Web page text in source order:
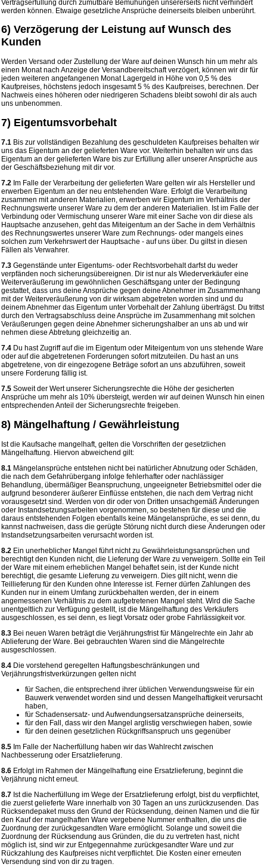
Vertragserfüllung durch zumutbare Bemühungen unsererseits nicht verhindert
werden können. Etwaige gesetzliche Ansprüche deinerseits bleiben unberührt.
6) Verzögerung der Leistung auf Wunsch des
Kunden
Werden Versand oder Zustellung der Ware auf deinen Wunsch hin um mehr als
einen Monat nach Anzeige der Versandbereitschaft verzögert, können wir dir für
jeden weiteren angefangenen Monat Lagergeld in Höhe von 0,5 % des
Kaufpreises, höchstens jedoch insgesamt 5 % des Kaufpreises, berechnen. Der
Nachweis eines höheren oder niedrigeren Schadens bleibt sowohl dir als auch
uns unbenommen.
7) Eigentumsvorbehalt
7.1 Bis zur vollständigen Bezahlung des geschuldeten Kaufpreises behalten wir
uns das Eigentum an der gelieferten Ware vor. Weiterhin behalten wir uns das
Eigentum an der gelieferten Ware bis zur Erfüllung aller unserer Ansprüche aus
der Geschäftsbeziehung mit dir vor.
7.2 Im Falle der Verarbeitung der gelieferten Ware gelten wir als Hersteller und
erwerben Eigentum an der neu entstehenden Ware. Erfolgt die Verarbeitung
zusammen mit anderen Materialien, erwerben wir Eigentum im Verhältnis der
Rechnungswerte unserer Ware zu dem der anderen Materialien. Ist im Falle der
Verbindung oder Vermischung unserer Ware mit einer Sache von dir diese als
Hauptsache anzusehen, geht das Miteigentum an der Sache in dem Verhältnis
des Rechnungswertes unserer Ware zum Rechnungs- oder mangels eines
solchen zum Verkehrswert der Hauptsache - auf uns über. Du giltst in diesen
Fällen als Verwahrer.
7.3 Gegenstände unter Eigentums- oder Rechtsvorbehalt darfst du weder
verpfänden noch sicherungsübereignen. Dir ist nur als Wiederverkäufer eine
Weiterveräußerung im gewöhnlichen Geschäftsgang unter der Bedingung
gestattet, dass uns deine Ansprüche gegen deine Abnehmer im Zusammenhang
mit der Weiterveräußerung von dir wirksam abgetreten worden sind und du
deinem Abnehmer das Eigentum unter Vorbehalt der Zahlung überträgst. Du trittst
durch den Vertragsabschluss deine Ansprüche im Zusammenhang mit solchen
Veräußerungen gegen deine Abnehmer sicherungshalber an uns ab und wir
nehmen diese Abtretung gleichzeitig an.
7.4 Du hast Zugriff auf die im Eigentum oder Miteigentum von uns stehende Ware
oder auf die abgetretenen Forderungen sofort mitzuteilen. Du hast an uns
abgetretene, von dir eingezogene Beträge sofort an uns abzuführen, soweit
unsere Forderung fällig ist.
7.5 Soweit der Wert unserer Sicherungsrechte die Höhe der gesicherten
Ansprüche um mehr als 10% übersteigt, werden wir auf deinen Wunsch hin einen
entsprechenden Anteil der Sicherungsrechte freigeben.
8) Mängelhaftung / Gewährleistung
Ist die Kaufsache mangelhaft, gelten die Vorschriften der gesetzlichen
Mängelhaftung. Hiervon abweichend gilt:
8.1 Mängelansprüche entstehen nicht bei natürlicher Abnutzung oder Schäden,
die nach dem Gefahrübergang infolge fehlerhafter oder nachlässiger
Behandlung, übermäßiger Beanspruchung, ungeeigneter Betriebsmittel oder die
aufgrund besonderer äußerer Einflüsse entstehen, die nach dem Vertrag nicht
vorausgesetzt sind. Werden von dir oder von Dritten unsachgemäß Änderungen
oder Instandsetzungsarbeiten vorgenommen, so bestehen für diese und die
daraus entstehenden Folgen ebenfalls keine Mängelansprüche, es sei denn, du
kannst nachweisen, dass die gerügte Störung nicht durch diese Änderungen oder
Instandsetzungsarbeiten verursacht worden ist.
8.2 Ein unerheblicher Mangel führt nicht zu Gewährleistungsansprüchen und
berechtigt den Kunden nicht, die Lieferung der Ware zu verweigern. Sollte ein Teil
der Ware mit einem erheblichen Mangel behaftet sein, ist der Kunde nicht
berechtigt, die gesamte Lieferung zu verweigern. Dies gilt nicht, wenn die
Teillieferung für den Kunden ohne Interesse ist. Ferner dürfen Zahlungen des
Kunden nur in einem Umfang zurückbehalten werden, der in einem
angemessenen Verhältnis zu dem aufgetretenen Mangel steht. Wird die Sache
unentgeltlich zur Verfügung gestellt, ist die Mängelhaftung des Verkäufers
ausgeschlossen, es sei denn, es liegt Vorsatz oder grobe Fahrlässigkeit vor.
8.3 Bei neuen Waren beträgt die Verjährungsfrist für Mängelrechte ein Jahr ab
Ablieferung der Ware. Bei gebrauchten Waren sind die Mängelrechte
ausgeschlossen.
8.4 Die vorstehend geregelten Haftungsbeschränkungen und
Verjährungsfristverkürzungen gelten nicht
für Sachen, die entsprechend ihrer üblichen Verwendungsweise für ein
Bauwerk verwendet worden sind und dessen Mangelhaftigkeit verursacht
haben,
für Schadensersatz- und Aufwendungsersatzansprüche deinerseits,
für den Fall, dass wir den Mangel arglistig verschwiegen haben, sowie
für den deinen gesetzlichen Rückgriffsanspruch uns gegenüber
8.5 Im Falle der Nacherfüllung haben wir das Wahlrecht zwischen
Nachbesserung oder Ersatzlieferung.
8.6 Erfolgt im Rahmen der Mängelhaftung eine Ersatzlieferung, beginnt die
Verjährung nicht erneut.
8.7 Ist die Nacherfüllung im Wege der Ersatzlieferung erfolgt, bist du verpflichtet,
die zuerst gelieferte Ware innerhalb von 30 Tagen an uns zurückzusenden. Das
Rücksendepaket muss den Grund der Rücksendung, deinen Namen und die für
den Kauf der mangelhaften Ware vergebene Nummer enthalten, die uns die
Zuordnung der zurückgesandten Ware ermöglicht. Solange und soweit die
Zuordnung der Rücksendung aus Gründen, die du zu vertreten hast, nicht
möglich ist, sind wir zur Entgegennahme zurückgesandter Ware und zur
Rückzahlung des Kaufpreises nicht verpflichtet. Die Kosten einer erneuten
Versendung sind von dir zu tragen.